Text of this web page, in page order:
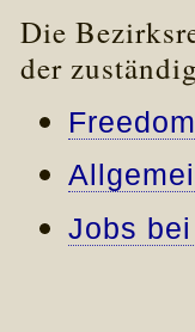
Die
der
Jobs